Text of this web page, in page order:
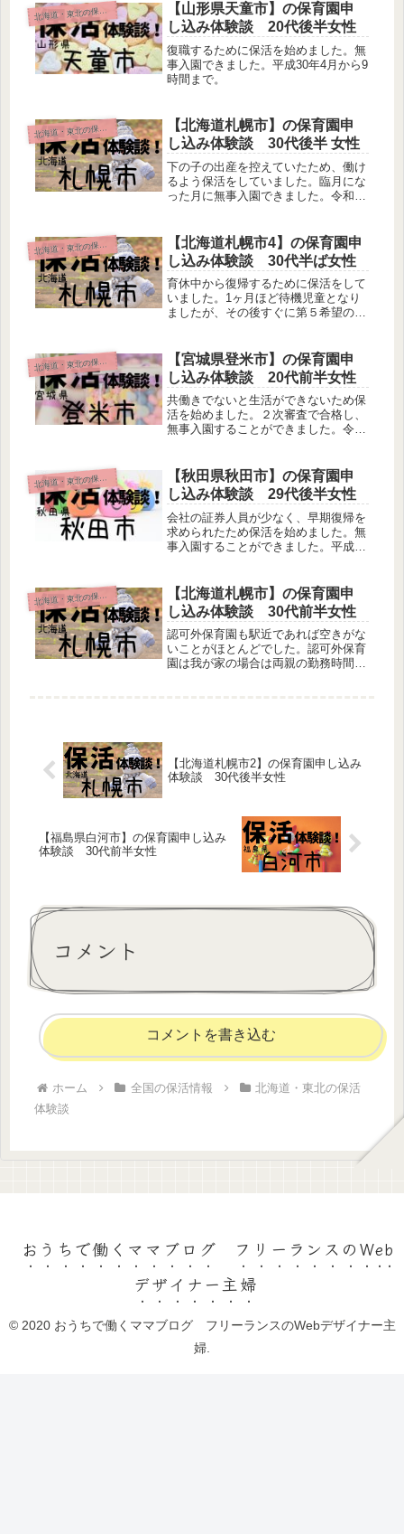
北海道・東北の保活体験談
【山形県天童市】の保育園申
し込み体験談 20代後半女性
復職するために保活を始めました。無
事入園できました。平成30年4月から9
時間まで。
北海道・東北の保活体験談
【北海道札幌市】の保育園申
し込み体験談 30代後半 女性
下の子の出産を控えていたため、働け
るよう保活をしていました。臨月にな
った月に無事入園できました。令和２
北海道・東北の保活体験談
【北海道札幌市4】の保育園申
し込み体験談 30代半ば女性
育休中から復帰するために保活をして
いました。1ヶ月ほど待機児童となり
ましたが、その後すぐに第５希望の保
園できました。令和２年 8時から18時
まで。
北海道・東北の保活体験談
【宮城県登米市】の保育園申
し込み体験談 20代前半女性
共働きでないと生活ができないため保
活を始めました。２次審査で合格し、
無事入園することができました。令和
北海道・東北の保活体験談
【秋田県秋田市】の保育園申
し込み体験談 29代後半女性
会社の証券人員が少なく、早期復帰を
求められたため保活を始めました。無
事入園することができました。平成29
北海道・東北の保活体験談
【北海道札幌市】の保育園申
し込み体験談 30代前半女性
認可外保育園も駅近であれば空きがな
いことがほとんどでした。認可外保育
園は我が家の場合は両親の勤務時間の
高いようです。
【北海道札幌市2】の保育園申し込み
体験談 30代後半女性
【福島県白河市】の保育園申し込み
体験談 30代前半女性
コメント
コメントを書き込む
ホーム 全国の保活情報
北海道・東北の保活
体験談
おうちで働くママブログ フリーランスのWeb
デザイナー主婦
© 2020 おうちで働くママブログ フリーランスのWebデザイナー主
婦.